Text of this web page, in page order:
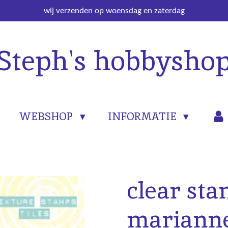
wij verzenden op woensdag en zaterdag
WEBSHOP INFORMATIE
clear